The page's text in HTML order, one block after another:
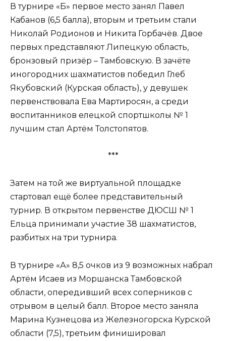
В турнире «Б» первое место занял Павел
Кабанов (6,5 балла), вторым и третьим стали
Николай Родионов и Никита Горбачёв. Двое
первых представляют Липецкую область,
бронзовый призёр – Тамбовскую. В зачёте
иногородних шахматистов победил Глеб
Якубовский (Курская область), у девушек
первенствовала Ева Мартиросян, а среди
воспитанников елецкой спортшколы № 1
лучшим стал Артём Толстопятов.
***
Затем на той же виртуальной площадке
стартовал ещё более представительный
турнир. В открытом первенстве ДЮСШ № 1
Ельца принимали участие 38 шахматистов,
разбитых на три турнира.
В турнире «А» 8,5 очков из 9 возможных набрал
Артём Исаев из Моршанска Тамбовской
области, опередивший всех соперников с
отрывом в целый балл. Второе место заняла
Марина Кузнецова из Железногорска Курской
области (7,5), третьим финишировал